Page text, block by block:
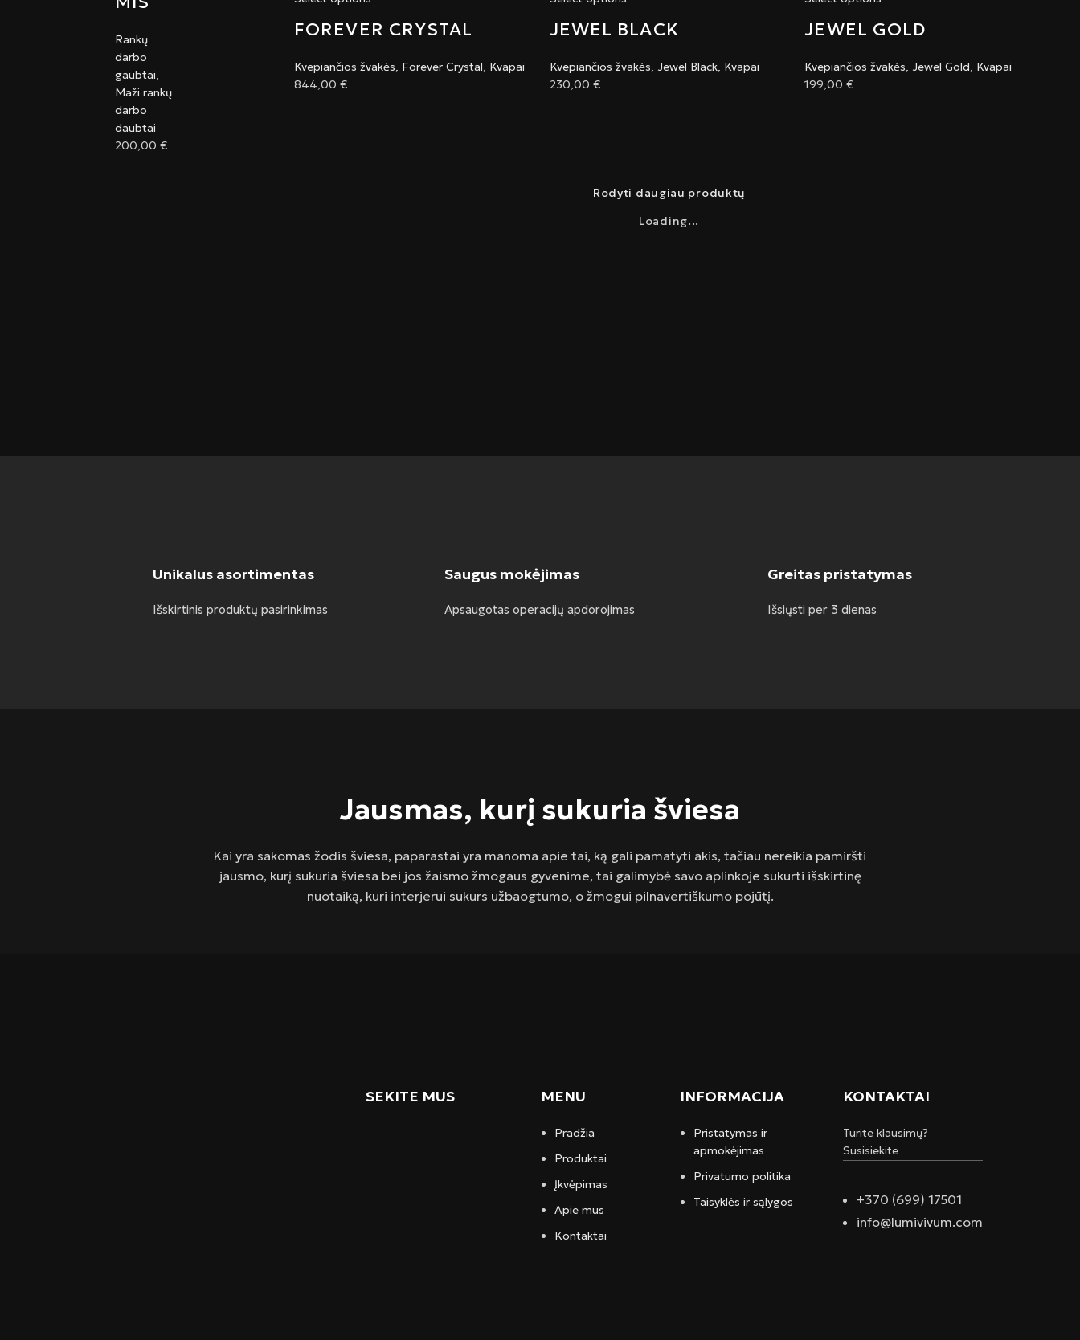
Rankų
darbo
gaubtai,
Maži rankų
darbo
daubtai
200,00 €
FOREVER CRYSTAL
Kvepiančios žvakės, Forever Crystal, Kvapai
844,00 €
JEWEL BLACK
Kvepiančios žvakės, Jewel Black, Kvapai
230,00 €
JEWEL GOLD
Kvepiančios žvakės, Jewel Gold, Kvapai
199,00€
Rodyti daugiau produktų
Loading...
Unikalus asortimentas
Išskirtinis produktų pasirinkimas
Saugus mokėjimas
Apsaugotas operacijų apdorojimas
Greitas pristatymas
Išsiųsti per 3 dienas
Jausmas, kurį sukuria šviesa
Kai yra sakomas žodis šviesa, paparastai yra manoma apie tai, ką gali pamatyti akis, tačiau nereikia pamiršti
jausmo, kurį sukuria šviesa bei jos žaismo žmogaus gyvenime, tai galimybė savo aplinkoje sukurti išskirtinę
nuotaiką, kuri interjerui sukurs užbaogtumo, o žmogui pilnavertiškumo pojūtį.
SEKITE MUS MENU
Pradžia
Produktai
Įkvėpimas
Apie mus
Kontaktai
INFORMACIJA
Pristatymas ir
apmokėjimas
Privatumo politika
Taisyklės ir sąlygos
KONTAKTAI
Turite klausimų?
Susisiekite
+370 (699) 17501
info@lumivivum.com